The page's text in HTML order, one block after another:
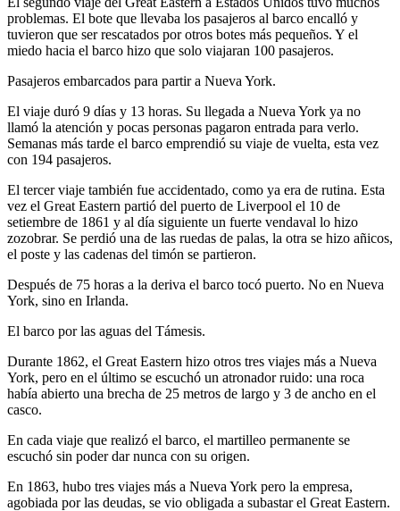
problemas. El bote que llevaba los pasajeros al barco encalló y
tuvieron que ser rescatados por otros botes más pequeños. Y el
miedo hacia el barco hizo que solo viajaran 100 pasajeros.
Pasajeros embarcados para partir a Nueva York.
El viaje duró 9 días y 13 horas. Su llegada a Nueva York ya no
llamó la atención y pocas personas pagaron entrada para verlo.
Semanas más tarde el barco emprendió su viaje de vuelta, esta vez
con 194 pasajeros.
El tercer viaje también fue accidentado, como ya era de rutina. Esta
vez el Great Eastern partió del puerto de Liverpool el 10 de
setiembre de 1861 y al día siguiente un fuerte vendaval lo hizo
zozobrar. Se perdió una de las ruedas de palas, la otra se hizo añicos,
el poste y las cadenas del timón se partieron.
Después de 75 horas a la deriva el barco tocó puerto. No en Nueva
York, sino en Irlanda.
El barco por las aguas del Támesis.
Durante 1862, el Great Eastern hizo otros tres viajes más a Nueva
York, pero en el último se escuchó un atronador ruido: una roca
había abierto una brecha de 25 metros de largo y 3 de ancho en el
casco.
En cada viaje que realizó el barco, el martilleo permanente se
escuchó sin poder dar nunca con su origen.
En 1863, hubo tres viajes más a Nueva York pero la empresa,
agobiada por las deudas, se vio obligada a subastar el Great Eastern.